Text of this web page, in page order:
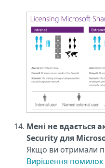
Мені не вдається
Security для
Якщо ви отримали
Вирішення помилок